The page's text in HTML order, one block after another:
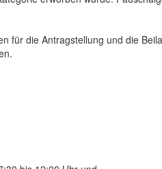
für die Antragstellung und die